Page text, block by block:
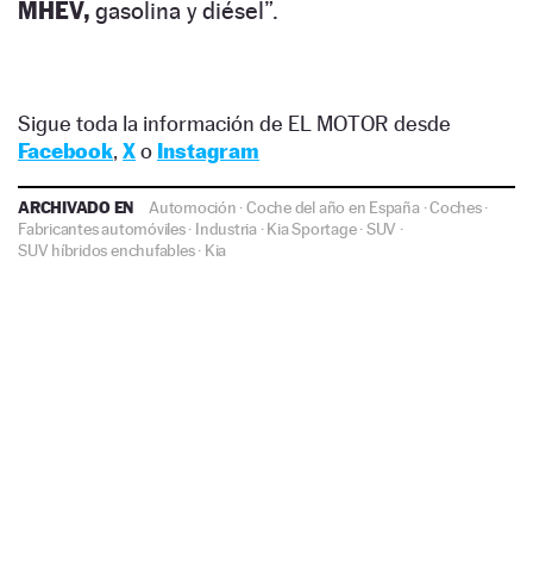
MHEV, gasolina y diésel”.
Sigue toda la información de EL MOTOR desde
Facebook, Xo Instagram
ARCHIVADO EN Automoción ·Coche del año en España·Coches·
Fabricantes automóviles· Industria·Kia Sportage·SUV ·
SUV híbridos enchufables· Kia